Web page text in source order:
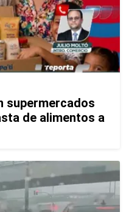
supermercados
de alimentos a